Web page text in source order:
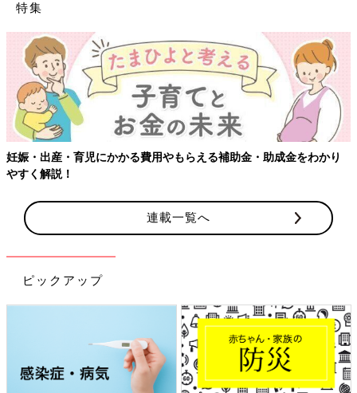
特集
妊娠・出産・育児にかかる費用やもらえる補助金・助成金をわかり
やすく解説！
連載一覧へ
ピックアップ